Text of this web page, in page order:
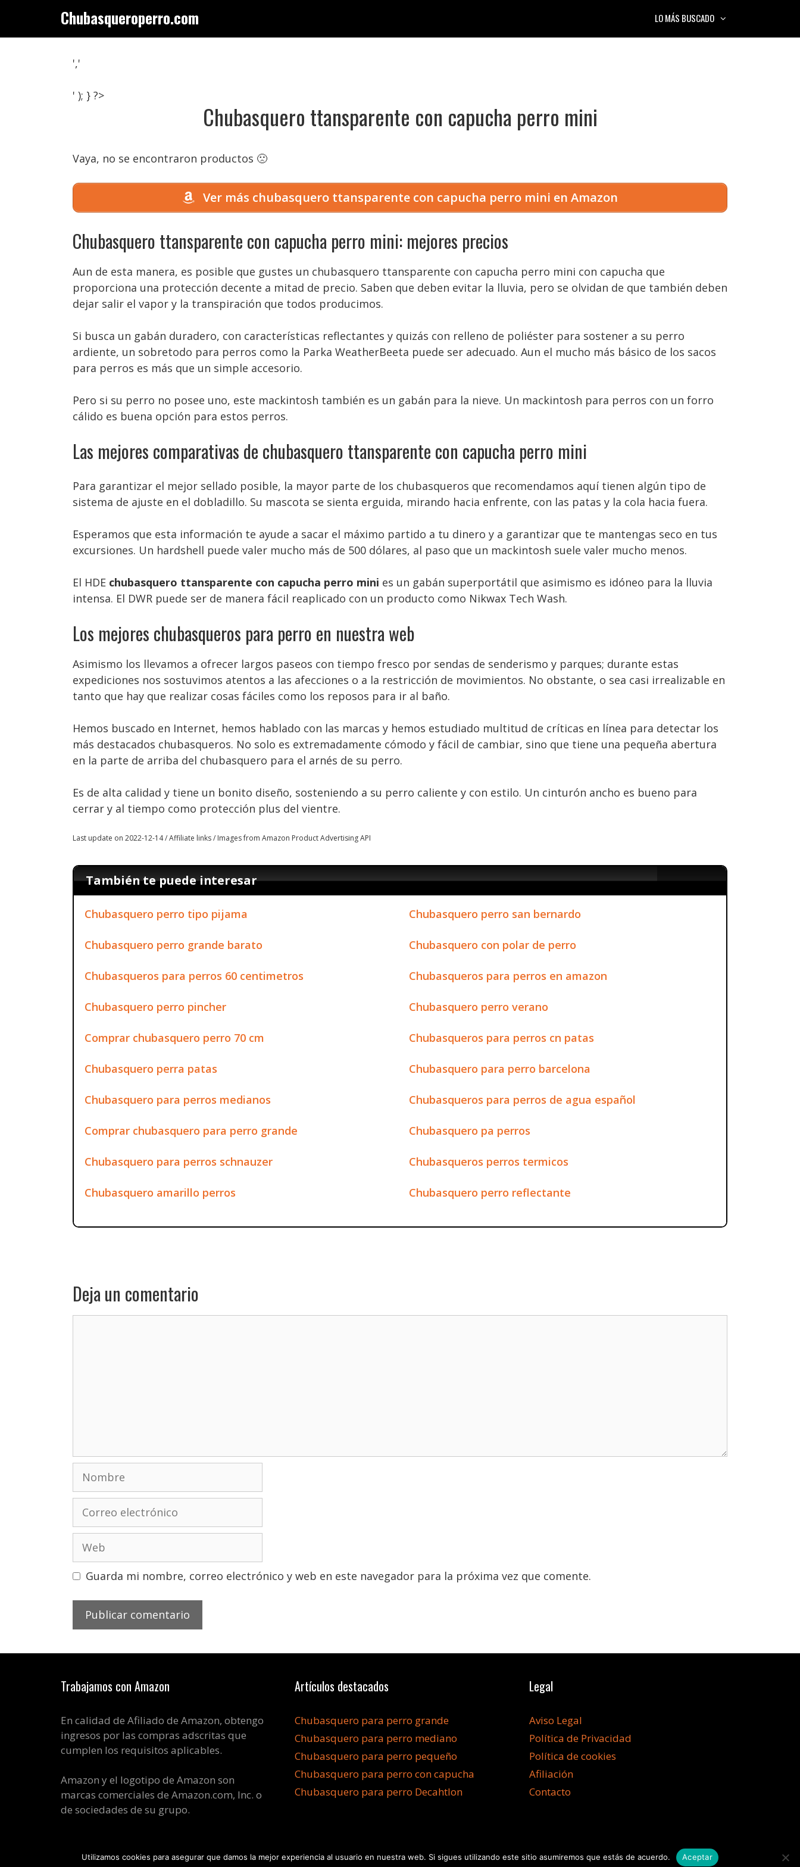
contenido
Chubasqueroperro.com LO MÁS BUSCADO
','
' ); } ?>
Chubasquero ttansparente con capucha perro mini
Vaya, no se encontraron productos 🙁
Ver más chubasquero ttansparente con capucha perro mini en Amazon
Chubasquero ttansparente con capucha perro mini: mejores precios
Aun de esta manera, es posible que gustes un chubasquero ttansparente con capucha perro mini con capucha que
proporciona una protección decente a mitad de precio. Saben que deben evitar la lluvia, pero se olvidan de que también deben
dejar salir el vapor y la transpiración que todos producimos.
Si busca un gabán duradero, con características reflectantes y quizás con relleno de poliéster para sostener a su perro
ardiente, un sobretodo para perros como la Parka WeatherBeeta puede ser adecuado. Aun el mucho más básico de los sacos
para perros es más que un simple accesorio.
Pero si su perro no posee uno, este mackintosh también es un gabán para la nieve. Un mackintosh para perros con un forro
cálido es buena opción para estos perros.
Las mejores comparativas de chubasquero ttansparente con capucha perro mini
Para garantizar el mejor sellado posible, la mayor parte de los chubasqueros que recomendamos aquí tienen algún tipo de
sistema de ajuste en el dobladillo. Su mascota se sienta erguida, mirando hacia enfrente, con las patas y la cola hacia fuera.
Esperamos que esta información te ayude a sacar el máximo partido a tu dinero y a garantizar que te mantengas seco en tus
excursiones. Un hardshell puede valer mucho más de 500 dólares, al paso que un mackintosh suele valer mucho menos.
El HDE chubasquero ttansparente con capucha perro mini es un gabán superportátil que asimismo es idóneo para la lluvia
intensa. El DWR puede ser de manera fácil reaplicado con un producto como Nikwax Tech Wash.
Los mejores chubasqueros para perro en nuestra web
Asimismo los llevamos a ofrecer largos paseos con tiempo fresco por sendas de senderismo y parques; durante estas
expediciones nos sostuvimos atentos a las afecciones o a la restricción de movimientos. No obstante, o sea casi irrealizable en
tanto que hay que realizar cosas fáciles como los reposos para ir al baño.
Hemos buscado en Internet, hemos hablado con las marcas y hemos estudiado multitud de críticas en línea para detectar los
más destacados chubasqueros. No solo es extremadamente cómodo y fácil de cambiar, sino que tiene una pequeña abertura
en la parte de arriba del chubasquero para el arnés de su perro.
Es de alta calidad y tiene un bonito diseño, sosteniendo a su perro caliente y con estilo. Un cinturón ancho es bueno para
cerrar y al tiempo como protección plus del vientre.
Last update on 2022-12-14 / Affiliate links / Images from Amazon Product Advertising API
También te puede interesar
Chubasquero perro tipo pijama Chubasquero perro san bernardo
Chubasquero perro grande barato Chubasquero con polar de perro
Chubasqueros para perros 60 centimetros Chubasqueros para perros en amazon
Chubasquero perro pincher Chubasquero perro verano
Comprar chubasquero perro 70 cm Chubasqueros para perros cn patas
Chubasquero perra patas Chubasquero para perro barcelona
Chubasquero para perros medianos Chubasqueros para perros de agua español
Comprar chubasquero para perro grande Chubasquero pa perros
Chubasquero para perros schnauzer Chubasqueros perros termicos
Chubasquero amarillo perros Chubasquero perro reflectante
Deja un comentario
Nombre
electrónico
Guarda mi nombre, correo electrónico y web en este navegador para la próxima vez que comente.
Trabajamos con Amazon
En calidad de Afiliado de Amazon, obtengo
ingresos por las compras adscritas que
cumplen los requisitos aplicables.
Amazon y el logotipo de Amazon son
marcas comerciales de Amazon.com, Inc. o
de sociedades de su grupo.
Artículos destacados
Chubasquero para perro grande
Chubasquero para perro mediano
Chubasquero para perro pequeño
Chubasquero para perro con capucha
Chubasquero para perro Decahtlon
Legal
Aviso Legal
Política de Privacidad
Política de cookies
Afiliación
Contacto
©2026 Chubasqueroperro.com
Utilizamos cookies para asegurar que damos la mejor experiencia al usuario en nuestra web. Si sigues utilizando este sitio asumiremos que estás de acuerdo. Aceptar